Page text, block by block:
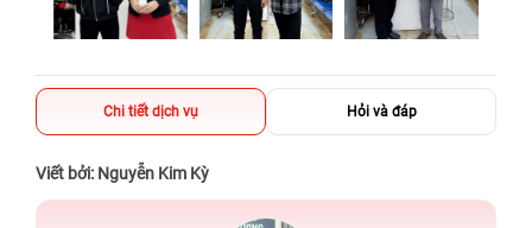
Chi tiết dịch vụ Hỏi và đáp
Viết bởi: Nguyễn Kim Kỳ